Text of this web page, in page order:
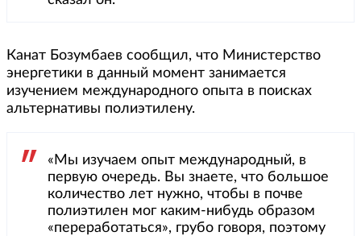
Канат Бозумбаев сообщил, что Министерство
энергетики в данный момент занимается
изучением международного опыта в поисках
альтернативы полиэтилену.
«Мы изучаем опыт международный, в
первую очередь. Вы знаете, что большое
количество лет нужно, чтобы в почве
полиэтилен мог каким-нибудь образом
«переработаться», грубо говоря, поэтому